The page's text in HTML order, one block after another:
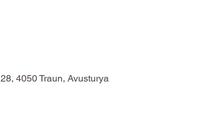
4050 Traun, Avusturya